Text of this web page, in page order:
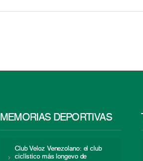
MEMORIAS DEPORTIVAS
Club Veloz Venezolano: el club
ciclístico más longevo de